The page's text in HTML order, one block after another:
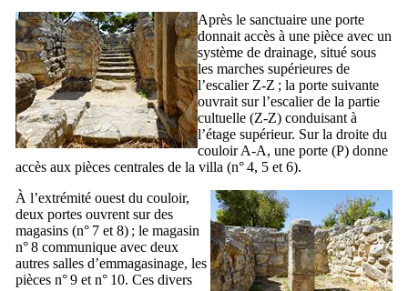
Après le sanctuaire une porte
donnait accès à une pièce avec un
système de drainage, situé sous
les marches supérieures de
l’escalier Z-Z ; la porte suivante
ouvrait sur l’escalier de la partie
cultuelle (Z-Z) conduisant à
l’étage supérieur. Sur la droite du
couloir A-A, une porte (P) donne
accès aux pièces centrales de la villa (n° 4, 5 et 6).
À l’extrémité ouest du couloir,
deux portes ouvrent sur des
magasins (n° 7 et 8) ; le magasin
n° 8 communique avec deux
autres salles d’emmagasinage, les
pièces n° 9 et n° 10. Ces divers